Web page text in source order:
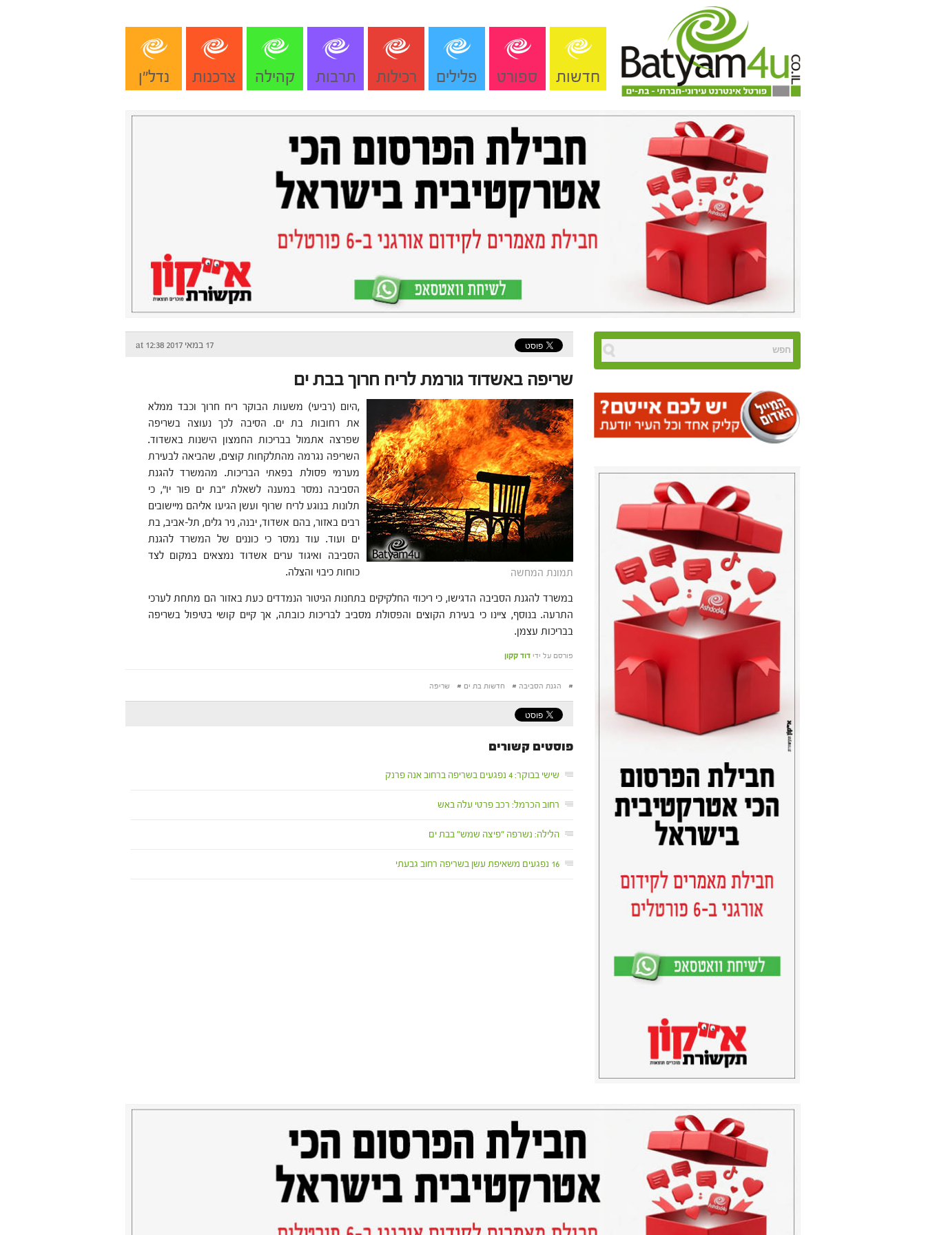
חדשות ספורט פלילים רכילות תרבות קהילה צרכנות נדל"ן
17 במאי 2017 at 12:38
שריפה באשדוד גורמת לריח חרוך בבת ים
תמונת המחשה
,היום (רביעי) משעות הבוקר ריח חרוך וכבד ממלא
את רחובות בת ים. הסיבה לכך נעוצה בשריפה
שפרצה אתמול בבריכות החמצון הישנות באשדוד.
השריפה נגרמה מהתלקחות קוצים, שהביאה לבעירת
מערמי פסולת בפאתי הבריכות. מהמשרד להגנת
הסביבה נמסר במענה לשאלת "בת ים פור יו", כי
תלונות בנוגע לריח שרוף ועשן הגיעו אליהם מיישובים
רבים באזור, בהם אשדוד, יבנה, ניר גלים, תל-אביב, בת
ים ועוד. עוד נמסר כי כוננים של המשרד להגנת
הסביבה ואיגוד ערים אשדוד נמצאים במקום לצד
כוחות כיבוי והצלה.
במשרד להגנת הסביבה הדגישו, כי ריכוזי החלקיקים בתחנות הניטור הנמדדים כעת באזור הם מתחת לערכי
התרעה. בנוסף, ציינו כי בעירת הקוצים והפסולת מסביב לבריכות כובתה, אך קיים קושי בטיפול בשריפה
בבריכות עצמן.
פורסם על ידי דוד קקון
# הגנת הסביבה # חדשות בת ים # שריפה
פוסטים קשורים
שישי בבוקר: 4 נפגעים בשריפה ברחוב אנה פרנק
רחוב הכרמל: רכב פרטי עלה באש
הלילה: נשרפה "פיצה שמש" בבת ים
16 נפגעים משאיפת עשן בשריפה רחוב גבעתי